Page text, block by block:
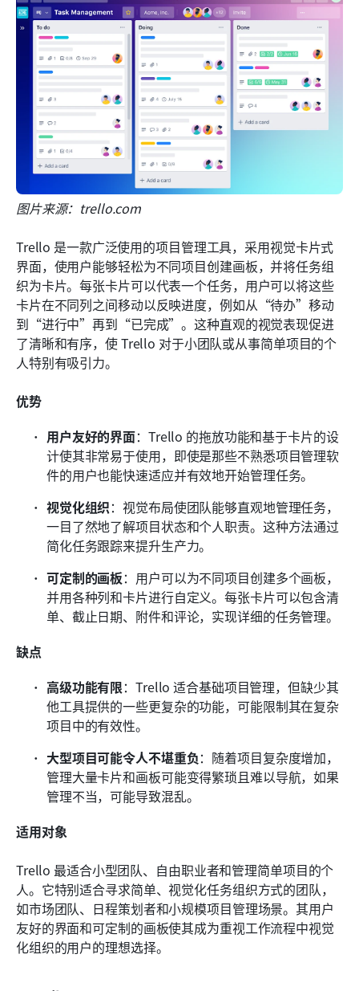
图片来源：trello.com
Trello 是一款广泛使用的项目管理工具，采用视觉卡片式
界面，使用户能够轻松为不同项目创建画板，并将任务组
织为卡片。每张卡片可以代表一个任务，用户可以将这些
卡片在不同列之间移动以反映进度，例如从“待办”移动
到“进行中”再到“已完成”。这种直观的视觉表现促进
了清晰和有序，使 Trello 对于小团队或从事简单项目的个
人特别有吸引力。
优势
用户友好的界面：Trello 的拖放功能和基于卡片的设
计使其非常易于使用，即使是那些不熟悉项目管理软
件的用户也能快速适应并有效地开始管理任务。
视觉化组织：视觉布局使团队能够直观地管理任务，
一目了然地了解项目状态和个人职责。这种方法通过
简化任务跟踪来提升生产力。
可定制的画板：用户可以为不同项目创建多个画板，
并用各种列和卡片进行自定义。每张卡片可以包含清
单、截止日期、附件和评论，实现详细的任务管理。
缺点
高级功能有限：Trello 适合基础项目管理，但缺少其
他工具提供的一些更复杂的功能，可能限制其在复杂
项目中的有效性。
大型项目可能令人不堪重负：随着项目复杂度增加，
管理大量卡片和画板可能变得繁琐且难以导航，如果
管理不当，可能导致混乱。
适用对象
Trello 最适合小型团队、自由职业者和管理简单项目的个
人。它特别适合寻求简单、视觉化任务组织方式的团队，
如市场团队、日程策划者和小规模项目管理场景。其用户
友好的界面和可定制的画板使其成为重视工作流程中视觉
化组织的用户的理想选择。